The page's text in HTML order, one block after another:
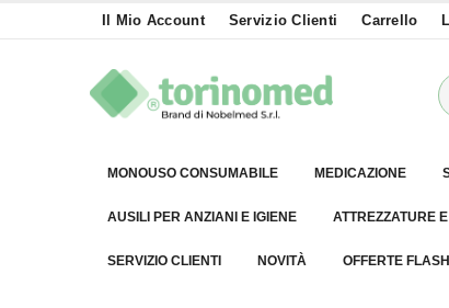
Il Mio Account Servizio Clienti Carrello
MONOUSO CONSUMABILE MEDICAZIONE
AUSILI PER ANZIANI E IGIENE ATTREZZATURE
SERVIZIO CLIENTI NOVITÀ OFFERTE FLASH